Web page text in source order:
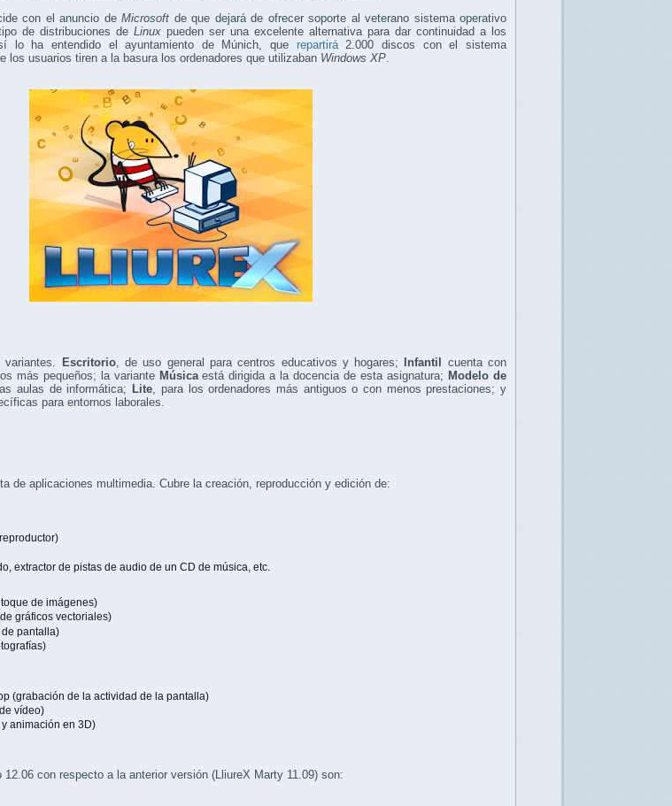
con el anuncio deMicrosoft de que dejará de ofrecer soporte al veterano sistema operativo
de distribuciones de Linux pueden ser una excelente alternativa para dar continuidad a los
lo ha entendido el ayuntamiento de Múnich, que repartirá2.000 discos con el sistema
los usuarios tiren a la basura los ordenadores que utilizaban Windows XP
variantes.
Escritorio, de uso general para centros educativos y hogares; Infantil
cuenta con
más pequeños; la variante Músicaestá dirigida a la docencia de esta asignatura; Modelo de
aulas de informática; Lite , para los ordenadores más antiguos o con menos prestaciones; y
para entornos laborales.
de aplicaciones multimedia. Cubre la creación, reproducción y edición de:
extractor de pistas de audio de un CD de música, etc.
de imágenes)
gráficos vectoriales)
pantalla)
(grabación de la actividad de la pantalla)
vídeo)
animación en 3D)
12.06 con respecto a la anterior versión (LliureX Marty 11.09) son: